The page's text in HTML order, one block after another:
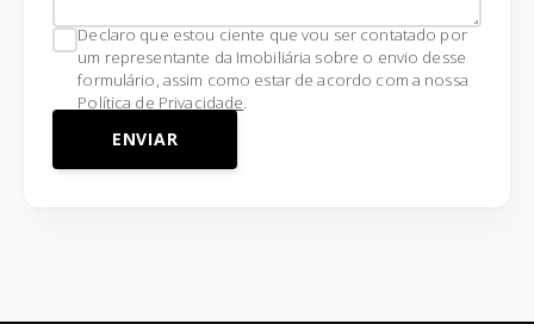
Declaro que estou ciente que vou ser contatado por
um representante da Imobiliária sobre o envio desse
formulário, assim como estar de acordo com a nossa
Política de Privacidade.
ENVIAR